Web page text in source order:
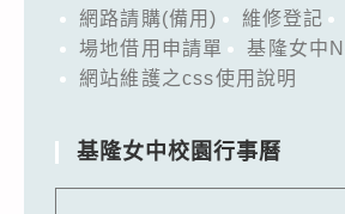
網路請購(備用)
維修登記
場地借用申請單
基隆女中
網站維護之css使用說明
基隆女中校園行事曆